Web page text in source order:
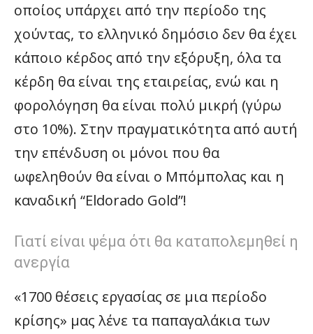
οποίος υπάρχει από την περίοδο της
χούντας, το ελληνικό δημόσιο δεν θα έχει
κάποιο κέρδος από την εξόρυξη, όλα τα
κέρδη θα είναι της εταιρείας, ενώ και η
φορολόγηση θα είναι πολύ μικρή (γύρω
στο 10%). Στην πραγματικότητα από αυτή
την επένδυση οι μόνοι που θα
ωφεληθούν θα είναι ο Μπόμπολας και η
καναδική “Eldorado Gold”!
Γιατί είναι ψέμα ότι θα καταπολεμηθεί η
ανεργία
«1700 θέσεις εργασίας σε μια περίοδο
κρίσης» μας λένε τα παπαγαλάκια των